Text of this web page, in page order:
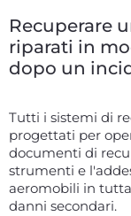
Recuperare
riparati in
dopo un
Tutti i sistemi di
progettati per
documenti di
strumenti e
aeromobili in
danni secondari.